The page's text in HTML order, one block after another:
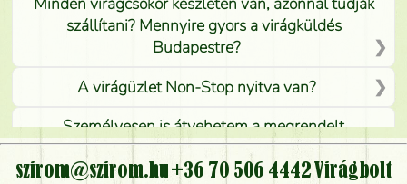
szállítani? Mennyire gyors a virágküldés
Budapestre?
A virágüzlet Non-Stop nyitva van?
Személyesen is átvehetem a megrendelt
virágcsokrot, vagy csak virágküldéssel, kiszállítással
kérhető?
szirom@szirom.hu +36 70 506 4442Virágbolt